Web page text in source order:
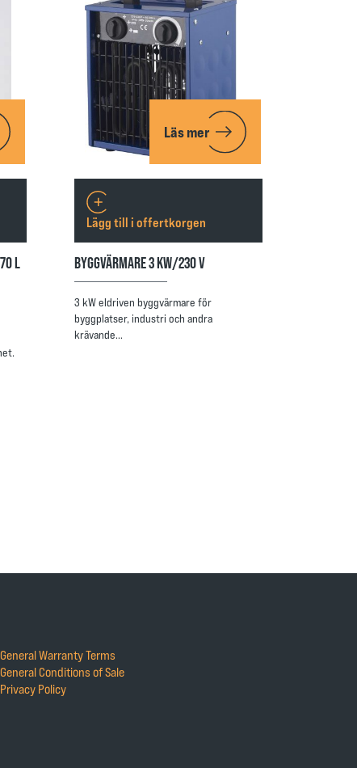
L
Läs mer
BYGGVÄRMARE 3 KW/230 V
3 kW eldriven byggvärmare för
byggplatser, industri och andra
krävande…
Lägg till i offertkorgen
General Warranty Terms
General Conditions of Sale
Privacy Policy